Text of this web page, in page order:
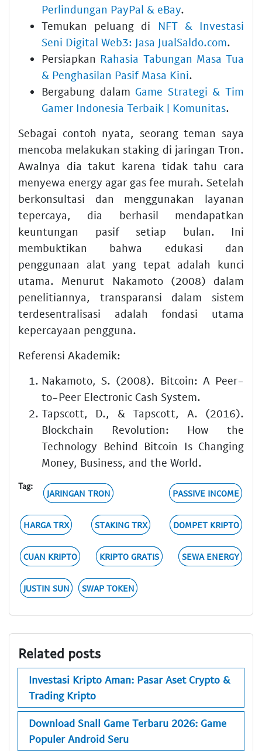
Perlindungan PayPal & eBay.
Temukan peluang di NFT & Investasi
Seni Digital Web3: Jasa JualSaldo.com.
Persiapkan Rahasia Tabungan Masa Tua
& Penghasilan Pasif Masa Kini.
Bergabung dalam Game Strategi & Tim
Gamer Indonesia Terbaik | Komunitas.
Sebagai contoh nyata, seorang teman saya
mencoba melakukan staking di jaringan Tron.
Awalnya dia takut karena tidak tahu cara
menyewa energy agar gas fee murah. Setelah
berkonsultasi dan menggunakan layanan
tepercaya, dia berhasil mendapatkan
keuntungan pasif setiap bulan. Ini
membuktikan bahwa edukasi dan
penggunaan alat yang tepat adalah kunci
utama. Menurut Nakamoto (2008) dalam
penelitiannya, transparansi dalam sistem
terdesentralisasi adalah fondasi utama
kepercayaan pengguna.
Referensi Akademik:
Nakamoto, S. (2008). Bitcoin: A Peer-
to-Peer Electronic Cash System.
Tapscott, D., & Tapscott, A. (2016).
Blockchain Revolution: How the
Technology Behind Bitcoin Is Changing
Money, Business, and the World.
Tag:
JARINGAN TRON PASSIVE INCOME
HARGA TRX STAKING TRX DOMPET KRIPTO
CUAN KRIPTO KRIPTO GRATIS SEWA ENERGY
JUSTIN SUN SWAP TOKEN
Related posts
Investasi Kripto Aman: Pasar Aset Crypto &
Trading Kripto
Download Snall Game Terbaru 2026: Game
Populer Android Seru